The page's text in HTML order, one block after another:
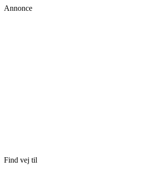
Annonce
Find vej til